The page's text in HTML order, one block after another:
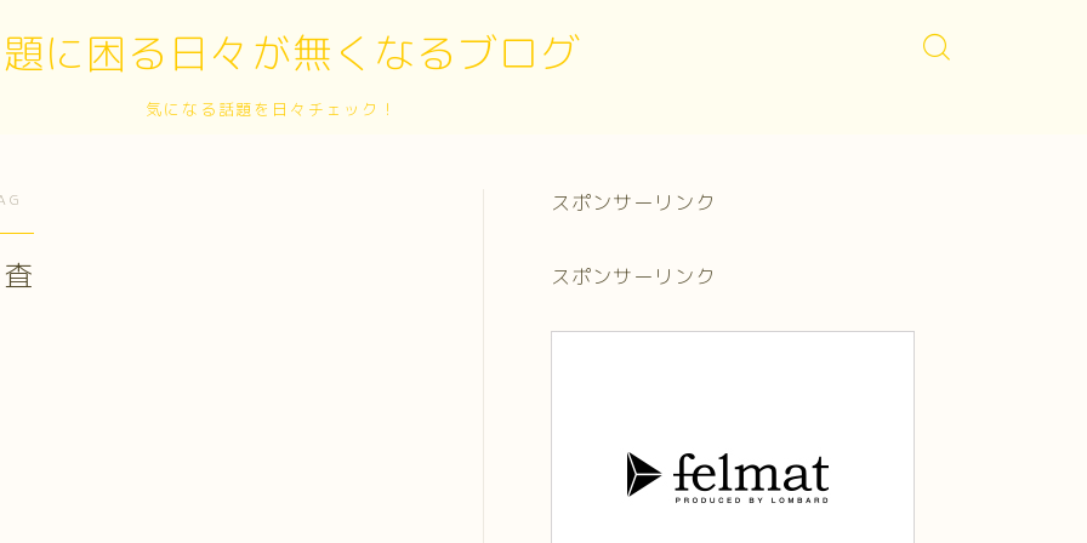
に困る日々が無くなるブログ
気になる話題を日々チェック！
スポンサーリンク
スポンサーリンク